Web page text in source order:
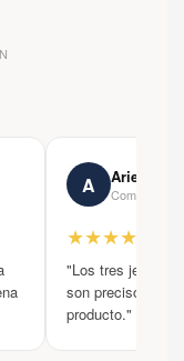
A Ariel D.
Compra
★★★★★
"Los tres jeans
son precisos con
producto."